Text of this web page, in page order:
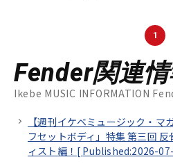
1
Fender関連
Ikebe MUSIC INFORMATION
【週刊イケベミュージック・
フセットボディ」特集 第三回
ィスト編！[ Published:2026-